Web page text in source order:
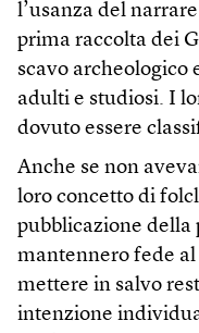
l’usanza del
prima raccolta dei
scavo archeologico
adulti e studiosi. I
dovuto essere
Anche se non
loro concetto di
pubblicazione
mantennero fede
mettere in salvo
intenzione